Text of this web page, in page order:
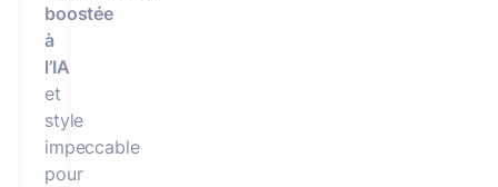
boostée
à
l’IA
et
style
impeccable
pour